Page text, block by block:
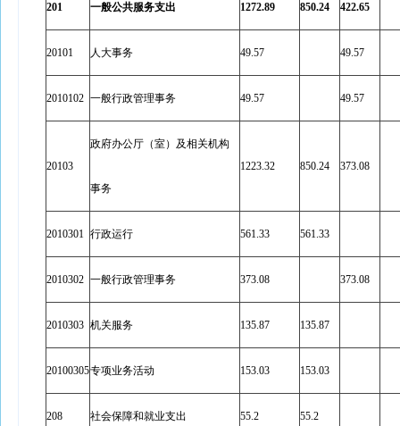
201 一般公共服务支出 1272.89 850.24 422.65
20101 人大事务 49.57 49.57
2010102 一般行政管理事务 49.57 49.57
20103
政府办公厅（室）及相关机构
事务
1223.32 850.24 373.08
2010301 行政运行 561.33 561.33
2010302 一般行政管理事务 373.08 373.08
2010303 机关服务 135.87 135.87
20100305专项业务活动 153.03 153.03
208 社会保障和就业支出 55.2 55.2